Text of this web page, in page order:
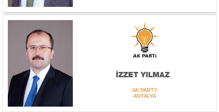
İZZET YILMAZ
AK PARTY
ANTALYA